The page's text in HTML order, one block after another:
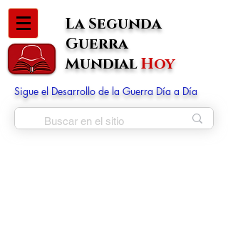
La Segunda
Guerra
MundialHoy
Sigue el Desarrollo de la Guerra Día a Día